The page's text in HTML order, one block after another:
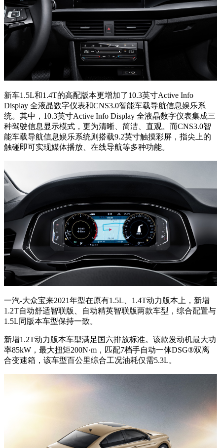
新车1.5L和1.4T的高配版本更增加了10.3英寸Active Info
Display 全液晶数字仪表和CNS3.0智能车载导航信息娱乐系
统。其中，10.3英寸Active Info Display 全液晶数字仪表集成三
种驾驶信息显示模式，更为清晰、简洁、直观。而CNS3.0智
能车载导航信息娱乐系统则搭载9.2英寸触摸彩屏，指尖上的
触碰即可实现媒体播放、在线导航等多种功能。
一汽-大众宝来2021年型在原有1.5L、1.4T动力版本上，新增
1.2T自动舒适智联版、自动精英智联版两款车型，综合配置与
1.5L同版本车型保持一致。
新增1.2T动力版本车型满足国六排放标准。该款发动机最大功
率85kW，最大扭矩200N·m，匹配7档手自动一体DSG®双离
合变速箱，该车型百公里综合工况油耗仅需5.3L。